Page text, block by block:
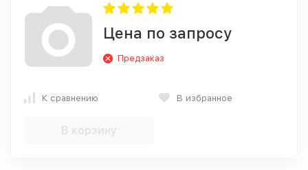
Цена по запросу
Предзаказ
К сравнению В избранное
В корзину